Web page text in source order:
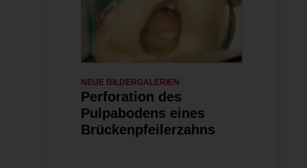
NEUE BILDERGALERIEN
Perforation des
Pulpabodens eines
Brückenpfeilerzahns